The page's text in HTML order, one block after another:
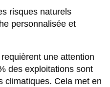
risques naturels
personnalisée et
une attention
des exploitations sont
climatiques. Cela met en